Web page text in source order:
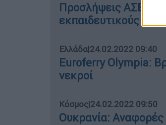
Προσλήψεις ΑΣΕΠ σε
εκπαιδευτικούς
Ελλάδα|24.02.2022 09:40
Euroferry Olympia:
νεκροί
Κόσμος|24.02.2022 09:50
Ουκρανία: Αναφορές